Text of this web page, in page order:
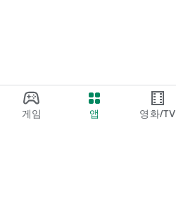
게임 앱 영화/TV